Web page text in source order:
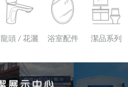
龍頭 / 花灑 浴室配件 潔品系列